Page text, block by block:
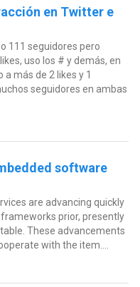
en Twitter e
111 seguidores pero
uso los # y demás, en
más de 2 likes y 1
seguidores en ambas
software
are advancing quickly
prior, presently
These advancements
with the item....